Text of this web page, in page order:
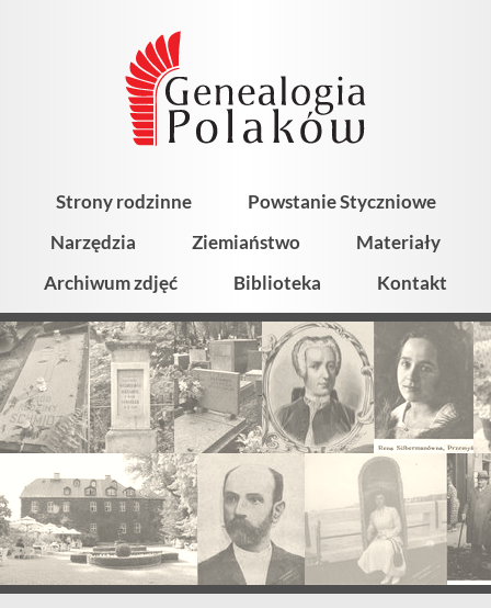
Strony rodzinne
Powstanie Styczniowe
Narzędzia
Ziemiaństwo
Materiały
Archiwum zdjęć
Biblioteka Kontakt